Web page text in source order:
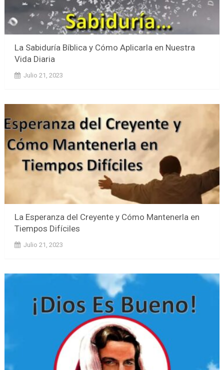
La Sabiduría Bíblica y Cómo Aplicarla en Nuestra
Vida Diaria
Julio 21, 2023
La Esperanza del Creyente y Cómo Mantenerla en
Tiempos Difíciles
Julio 21, 2023